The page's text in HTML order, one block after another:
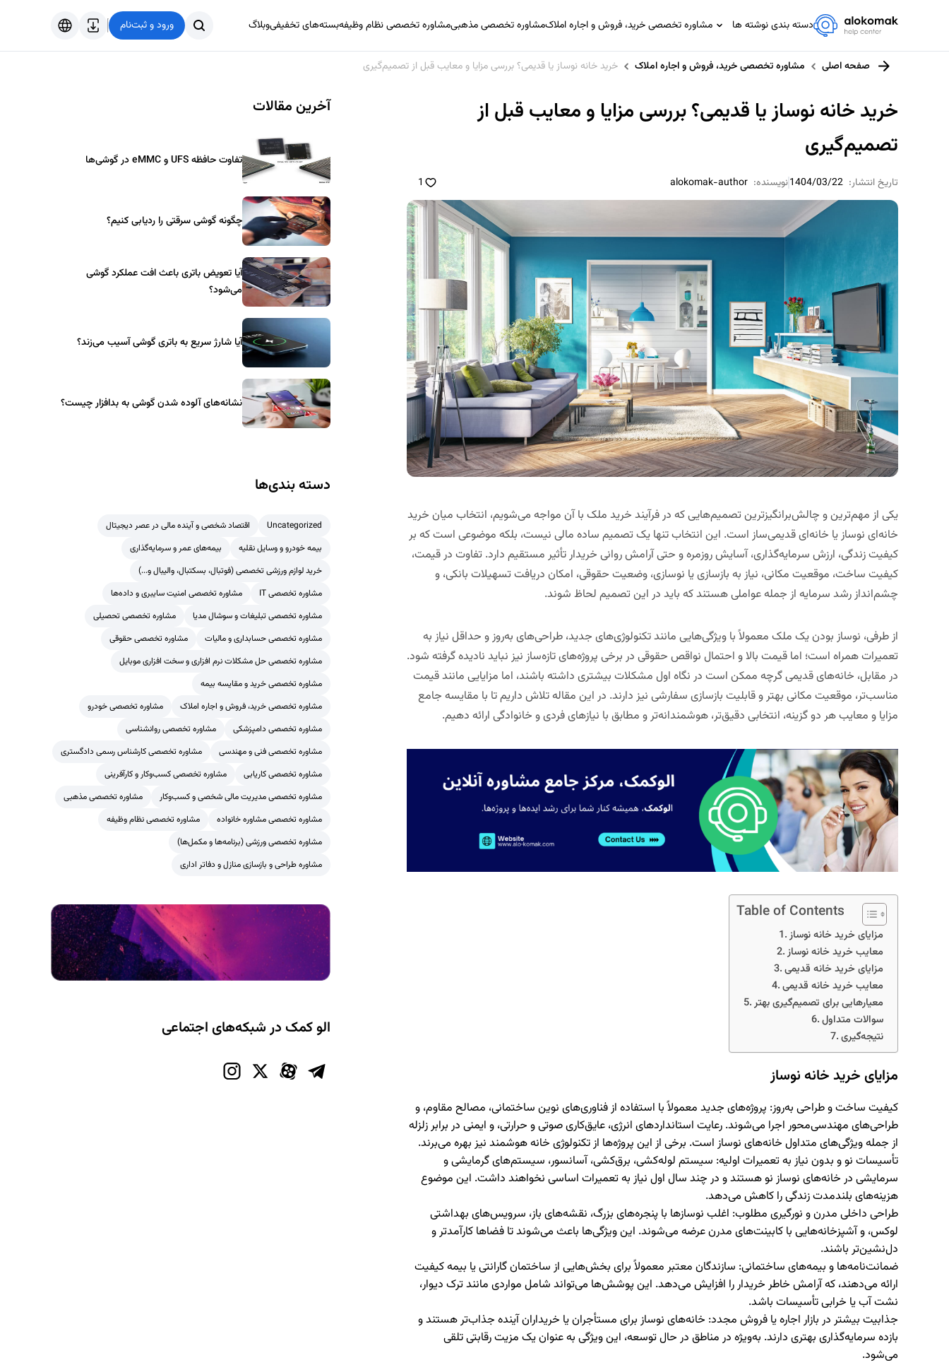
دسته بندی نوشته ها
مشاوره تخصصی IT
مشاوره حقوقی
مشاوره خانواده
مشاوره تخصصی خرید، فروش و اجاره املاکمشاوره تخصصی مذهبیمشاوره تخصصی نظام وظیفهبسته‌های تخفیفیوبلاگ ورود و ثبت‌نام
فارسی
صفحه اصلی مشاوره تخصصی خرید، فروش و اجاره املاک خرید خانه نوساز یا قدیمی؟ بررسی مزایا و معایب قبل از تصمیم‌گیری
خرید خانه نوساز یا قدیمی؟ بررسی مزایا و معایب قبل از
تصمیم‌گیری
تاریخ انتشار: 1404/03/22نویسنده: alokomak-author
1
یکی از مهم‌ترین و چالش‌برانگیزترین تصمیم‌هایی که در فرآیند خرید ملک با آن مواجه می‌شویم، انتخاب میان خرید
خانه‌ای نوساز یا خانه‌ای قدیمی‌ساز است. این انتخاب تنها یک تصمیم ساده مالی نیست، بلکه موضوعی است که بر
کیفیت زندگی، ارزش سرمایه‌گذاری، آسایش روزمره و حتی آرامش روانی خریدار تأثیر مستقیم دارد. تفاوت در قیمت،
کیفیت ساخت، موقعیت مکانی، نیاز به بازسازی یا نوسازی، وضعیت حقوقی، امکان دریافت تسهیلات بانکی، و
چشم‌انداز رشد سرمایه از جمله عواملی هستند که باید در این تصمیم لحاظ شوند.
از طرفی، نوساز بودن یک ملک معمولاً با ویژگی‌هایی مانند تکنولوژی‌های جدید، طراحی‌های به‌روز و حداقل نیاز به
تعمیرات همراه است؛ اما قیمت بالا و احتمال نواقص حقوقی در برخی پروژه‌های تازه‌ساز نیز نباید نادیده گرفته شود.
در مقابل، خانه‌های قدیمی گرچه ممکن است در نگاه اول مشکلات بیشتری داشته باشند، اما مزایایی مانند قیمت
مناسب‌تر، موقعیت مکانی بهتر و قابلیت بازسازی سفارشی نیز دارند. در این مقاله تلاش داریم تا با مقایسه جامع
مزایا و معایب هر دو گزینه، انتخابی دقیق‌تر، هوشمندانه‌تر و مطابق با نیازهای فردی و خانوادگی ارائه دهیم.
Table of Contents
مزایای خرید خانه نوساز
معایب خرید خانه نوساز
مزایای خرید خانه قدیمی
معایب خرید خانه قدیمی
معیارهایی برای تصمیم‌گیری بهتر
سوالات متداول
نتیجه‌گیری
مزایای خرید خانه نوساز
کیفیت ساخت و طراحی به‌روز: پروژه‌های جدید معمولاً با استفاده از فناوری‌های نوین ساختمانی، مصالح مقاوم، و
طراحی‌های مهندسی‌محور اجرا می‌شوند. رعایت استانداردهای انرژی، عایق‌کاری صوتی و حرارتی، و ایمنی در برابر زلزله
از جمله ویژگی‌های متداول خانه‌های نوساز است. برخی از این پروژه‌ها از تکنولوژی خانه هوشمند نیز بهره می‌برند.
تأسیسات نو و بدون نیاز به تعمیرات اولیه: سیستم لوله‌کشی، برق‌کشی، آسانسور، سیستم‌های گرمایشی و
سرمایشی در خانه‌های نوساز نو هستند و در چند سال اول نیاز به تعمیرات اساسی نخواهند داشت. این موضوع
هزینه‌های بلندمدت زندگی را کاهش می‌دهد.
طراحی داخلی مدرن و نورگیری مطلوب: اغلب نوسازها با پنجره‌های بزرگ، نقشه‌های باز، سرویس‌های بهداشتی
لوکس، و آشپزخانه‌هایی با کابینت‌های مدرن عرضه می‌شوند. این ویژگی‌ها باعث می‌شوند تا فضاها کارآمدتر و
دل‌نشین‌تر باشند.
ضمانت‌نامه‌ها و بیمه‌های ساختمانی: سازندگان معتبر معمولاً برای بخش‌هایی از ساختمان گارانتی یا بیمه کیفیت
ارائه می‌دهند، که آرامش خاطر خریدار را افزایش می‌دهد. این پوشش‌ها می‌تواند شامل مواردی مانند ترک دیوار،
نشت آب یا خرابی تأسیسات باشد.
جذابیت بیشتر در بازار اجاره یا فروش مجدد: خانه‌های نوساز برای مستأجران یا خریداران آینده جذاب‌تر هستند و
بازده سرمایه‌گذاری بهتری دارند. به‌ویژه در مناطق در حال توسعه، این ویژگی به عنوان یک مزیت رقابتی تلقی
می‌شود.
آخرین مقالات
تفاوت حافظه UFS و eMMC در گوشی‌ها
چگونه گوشی سرقتی را ردیابی کنیم؟
آیا تعویض باتری باعث افت عملکرد گوشی
می‌شود؟
آیا شارژ سریع به باتری گوشی آسیب می‌زند؟
نشانه‌های آلوده شدن گوشی به بدافزار چیست؟
دسته بندی‌ها
Uncategorized
اقتصاد شخصی و آینده مالی در عصر دیجیتال
بیمه خودرو و وسایل نقلیه
بیمه‌های عمر و سرمایه‌گذاری
خرید لوازم ورزشی تخصصی (فوتبال، بسکتبال، والیبال و...)
مشاوره تخصصی IT
مشاوره تخصصی امنیت سایبری و داده‌ها
مشاوره تخصصی تبلیغات و سوشال مدیا
مشاوره تخصصی تحصیلی
مشاوره تخصصی حسابداری و مالیات
مشاوره تخصصی حقوقی
مشاوره تخصصی حل مشکلات نرم افزاری و سخت افزاری موبایل
مشاوره تخصصی خرید و مقایسه بیمه
مشاوره تخصصی خرید، فروش و اجاره املاک
مشاوره تخصصی خودرو
مشاوره تخصصی دامپزشکی
مشاوره تخصصی روانشناسی
مشاوره تخصصی فنی و مهندسی
مشاوره تخصصی کارشناس رسمی دادگستری
مشاوره تخصصی کاریابی
مشاوره تخصصی کسب‌وکار و کارآفرینی
مشاوره تخصصی مدیریت مالی شخصی و کسب‌وکار
مشاوره تخصصی مذهبی
مشاوره تخصصی مشاوره خانواده
مشاوره تخصصی نظام وظیفه
مشاوره تخصصی ورزشی (برنامه‌ها و مکمل‌ها)
مشاوره طراحی و بازسازی منازل و دفاتر اداری
الو کمک در شبکه‌های اجتماعی